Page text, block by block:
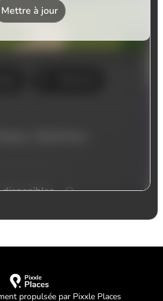
propulsée par Pixxle Places